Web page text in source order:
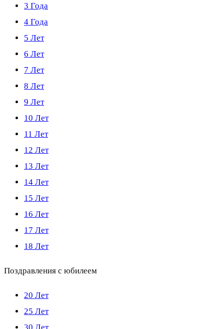
3 Года
4 Года
5 Лет
6 Лет
7 Лет
8 Лет
9 Лет
10 Лет
11 Лет
12 Лет
13 Лет
14 Лет
15 Лет
16 Лет
17 Лет
18 Лет
Поздравления с юбилеем
20 Лет
25 Лет